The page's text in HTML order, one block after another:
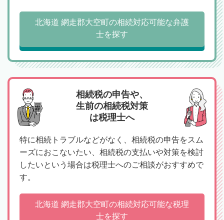
北海道 網走郡大空町の相続対応可能な弁護
士を探す
相続税の申告や、
生前の相続税対策
は税理士へ
特に相続トラブルなどがなく、相続税の申告をスム
ーズにおこないたい、相続税の支払いや対策を検討
したいという場合は税理士へのご相談がおすすめで
す。
北海道 網走郡大空町の相続対応可能な税理
士を探す